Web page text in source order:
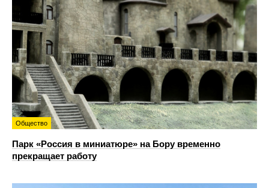
Общество
Парк «Россия в миниатюре» на Бору временно
прекращает работу